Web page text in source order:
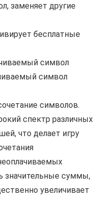
заменяет другие
бесплатные
символ
символ
символов.
спектр различных
что делает игру
значительные суммы,
увеличивает